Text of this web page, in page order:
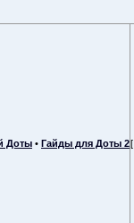
Доты • Гайды для Доты 2